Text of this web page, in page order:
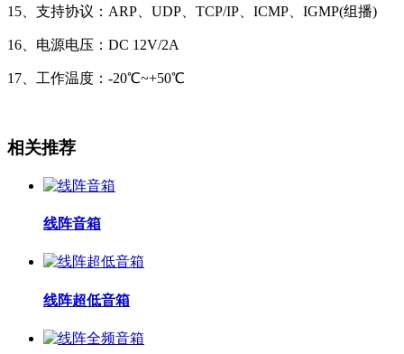
15、支持协议：ARP、UDP、TCP/IP、ICMP、IGMP(组播)
16、电源电压：DC 12V/2A
17、工作温度：-20℃~+50℃
相关推荐
线阵音箱
线阵超低音箱